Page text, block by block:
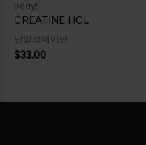
body!
CREATINE HCL
단일크레아틴
$33.00